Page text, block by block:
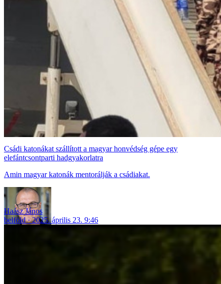
Csádi katonákat szállított a magyar honvédség gépe egy
elefántcsontparti hadgyakorlatra
Amin magyar katonák mentorálják a csádiakat.
Haász János
belföld
2025. április 23. 9:46